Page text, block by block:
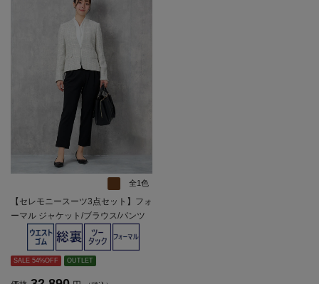
全1色
【セレモニースーツ3点セット】フォ
ーマル ジャケット/ブラウス/パンツ
無地 MASAKI MATSUSHIMA 通年 礼
服【レディース】
SALE 54%OFF OUTLET